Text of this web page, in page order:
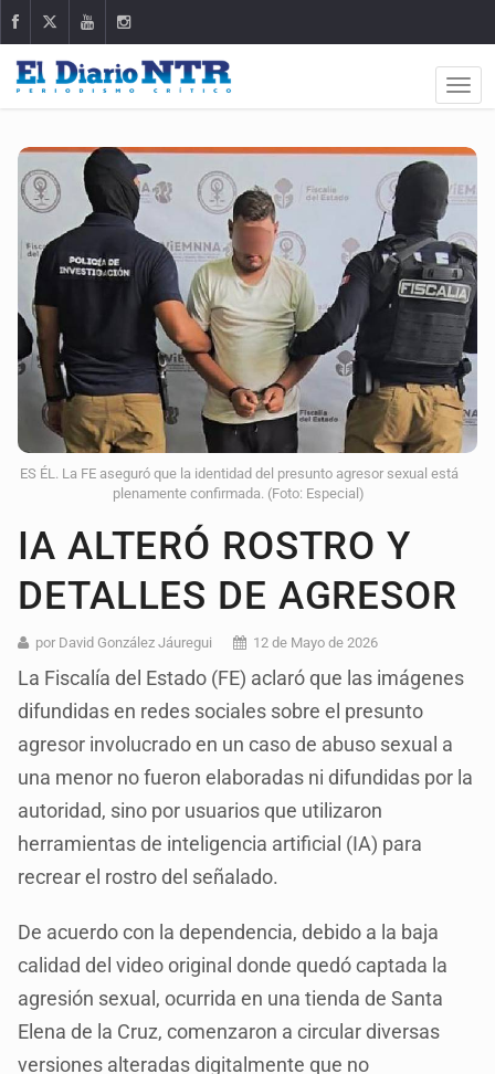
ES ÉL. La FE aseguró que la identidad del presunto agresor sexual está
plenamente confirmada. (Foto: Especial)
IA ALTERÓ ROSTRO Y
DETALLES DE AGRESOR
por David González Jáuregui 12 de Mayo de 2026
La Fiscalía del Estado (FE) aclaró que las imágenes
difundidas en redes sociales sobre el presunto
agresor involucrado en un caso de abuso sexual a
una menor no fueron elaboradas ni difundidas por la
autoridad, sino por usuarios que utilizaron
herramientas de inteligencia artificial (IA) para
recrear el rostro del señalado.
De acuerdo con la dependencia, debido a la baja
calidad del video original donde quedó captada la
agresión sexual, ocurrida en una tienda de Santa
Elena de la Cruz, comenzaron a circular diversas
versiones alteradas digitalmente que no